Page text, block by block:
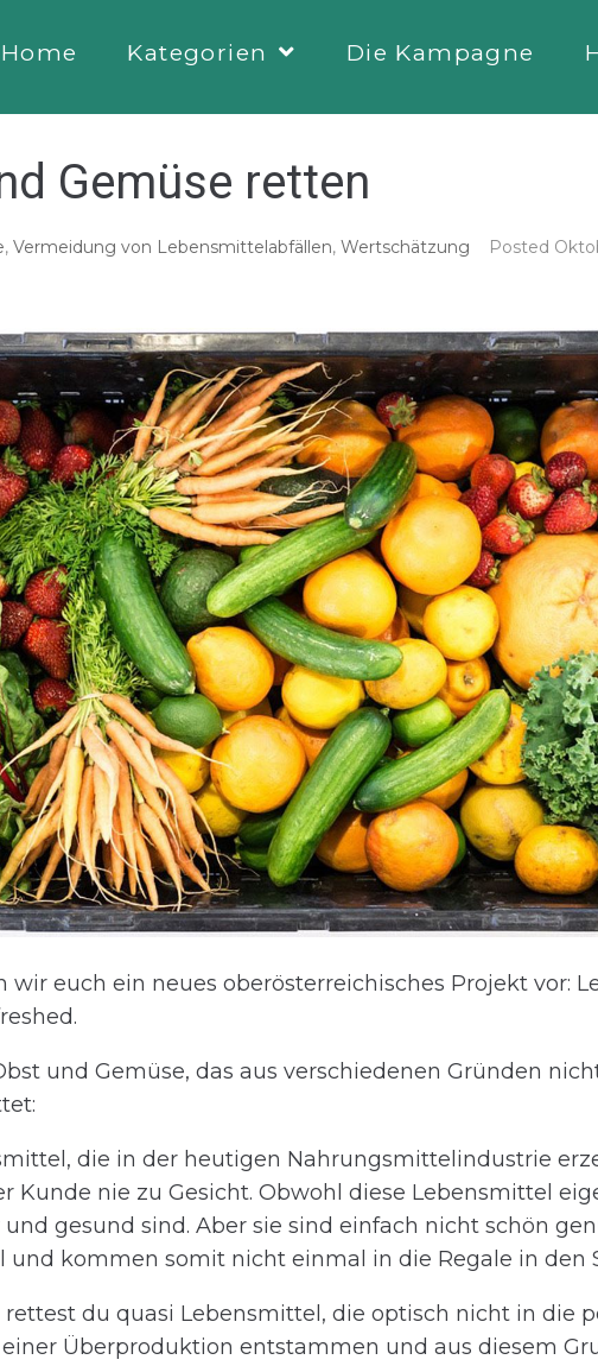
Home Kategorien Die Kampagne
Gemüse retten
, Vermeidung von Lebensmittelabfällen, Wertschätzung Posted
wir euch ein neues oberösterreichisches Projekt vor:
und Gemüse, das aus verschiedenen Gründen
die in der heutigen Nahrungsmittelindustrie
Kunde nie zu Gesicht. Obwohl diese Lebensmittel
und gesund sind. Aber sie sind einfach nicht schön
und kommen somit nicht einmal in die Regale in den
rettest du quasi Lebensmittel, die optisch nicht in die
einer Überproduktion entstammen und aus diesem